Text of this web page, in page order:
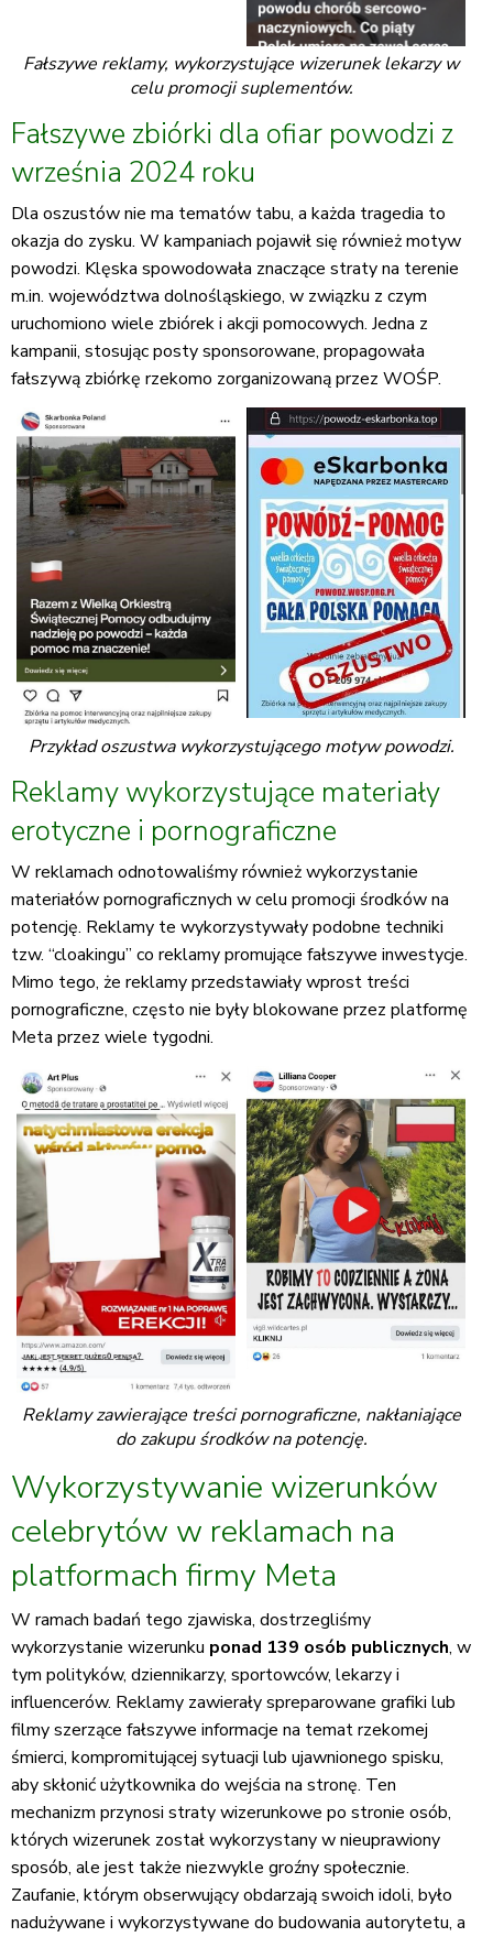
Fałszywe reklamy, wykorzystujące wizerunek lekarzy w
celu promocji suplementów.
Fałszywe zbiórki dla ofiar powodzi z
września 2024 roku
Dla oszustów nie ma tematów tabu, a każda tragedia to
okazja do zysku. W kampaniach pojawił się również motyw
powodzi. Klęska spowodowała znaczące straty na terenie
m.in. województwa dolnośląskiego, w związku z czym
uruchomiono wiele zbiórek i akcji pomocowych. Jedna z
kampanii, stosując posty sponsorowane, propagowała
fałszywą zbiórkę rzekomo zorganizowaną przez WOŚP.
Przykład oszustwa wykorzystującego motyw powodzi.
Reklamy wykorzystujące materiały
erotyczne i pornograficzne
W reklamach odnotowaliśmy również wykorzystanie
materiałów pornograficznych w celu promocji środków na
potencję. Reklamy te wykorzystywały podobne techniki
tzw. “cloakingu” co reklamy promujące fałszywe inwestycje.
Mimo tego, że reklamy przedstawiały wprost treści
pornograficzne, często nie były blokowane przez platformę
Meta przez wiele tygodni.
Reklamy zawierające treści pornograficzne, nakłaniające
do zakupu środków na potencję.
Wykorzystywanie wizerunków
celebrytów w reklamach na
platformach firmy Meta
W ramach badań tego zjawiska, dostrzegliśmy
wykorzystanie wizerunku ponad 139 osób publicznych, w
tym polityków, dziennikarzy, sportowców, lekarzy i
influencerów. Reklamy zawierały spreparowane grafiki lub
filmy szerzące fałszywe informacje na temat rzekomej
śmierci, kompromitującej sytuacji lub ujawnionego spisku,
aby skłonić użytkownika do wejścia na stronę. Ten
mechanizm przynosi straty wizerunkowe po stronie osób,
których wizerunek został wykorzystany w nieuprawiony
sposób, ale jest także niezwykle groźny społecznie.
Zaufanie, którym obserwujący obdarzają swoich idoli, było
nadużywane i wykorzystywane do budowania autorytetu, a